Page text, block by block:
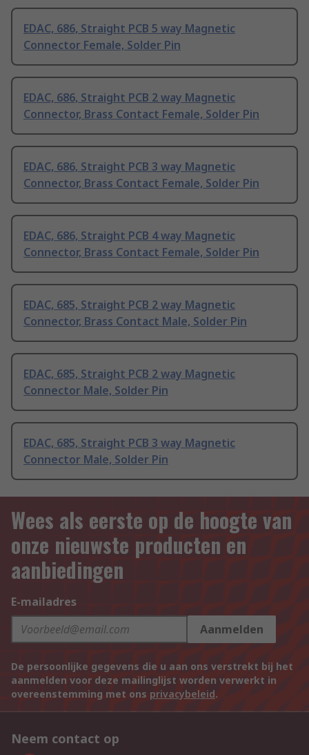
EDAC, 686, Straight PCB 5 way Magnetic
Connector Female, Solder Pin
EDAC, 686, Straight PCB 2 way Magnetic
Connector, Brass Contact Female, Solder Pin
EDAC, 686, Straight PCB 3 way Magnetic
Connector, Brass Contact Female, Solder Pin
EDAC, 686, Straight PCB 4 way Magnetic
Connector, Brass Contact Female, Solder Pin
EDAC, 685, Straight PCB 2 way Magnetic
Connector, Brass Contact Male, Solder Pin
EDAC, 685, Straight PCB 2 way Magnetic
Connector Male, Solder Pin
EDAC, 685, Straight PCB 3 way Magnetic
Connector Male, Solder Pin
Wees als eerste op de hoogte van
onze nieuwste producten en
aanbiedingen
E-mailadres
Aanmelden
De persoonlijke gegevens die u aan ons verstrekt bij het
aanmelden voor deze mailinglijst worden verwerkt in
overeenstemming met ons privacybeleid.
Neem contact op